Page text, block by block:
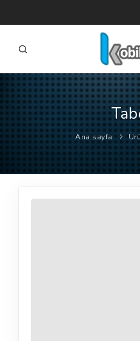
FIRMALAR
ÜRÜNLER
NASIL ÇALIŞIR?
YARDIM
Ana sayfa